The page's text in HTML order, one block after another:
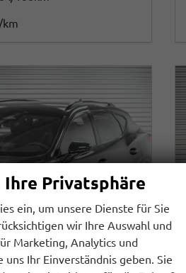
km
Privatsphäre
ein, um unsere Dienste für Sie
wir Ihre Auswahl und
Marketing, Analytics und
uns Ihr Einverständnis geben. Sie